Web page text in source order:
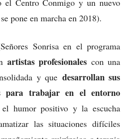
pone en marcha en 2018).
Sonrisa en el programa
artistas profesionales con una
y que desarrollan sus
para trabajar en el entorno
humor positivo y la escucha
las situaciones difíciles